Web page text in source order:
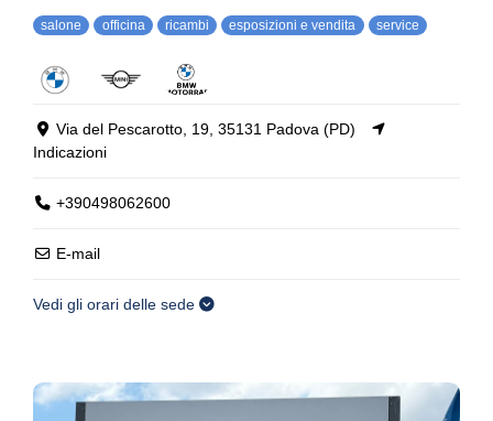
salone officina ricambi esposizioni e vendita service
Via del Pescarotto, 19, 35131 Padova (PD)
Indicazioni
+390498062600
E-mail
Vedi gli orari delle sede